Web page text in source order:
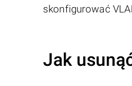
skonfigurować
Jak